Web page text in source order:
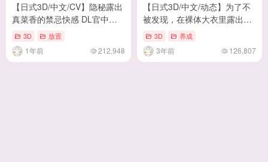
【日式3D/中文/CV】隐秘露出
真菜香的禁忌快感 DL官中版
【2.6G/新作】
3D 放置
1年前 212,948
【日式3D/中文/动态】为了不
被发现，在裸体大衣里露出的
塞莱卡先生 DL中文版 【新
作/1.7G】
3D 养成
3年前 126,807